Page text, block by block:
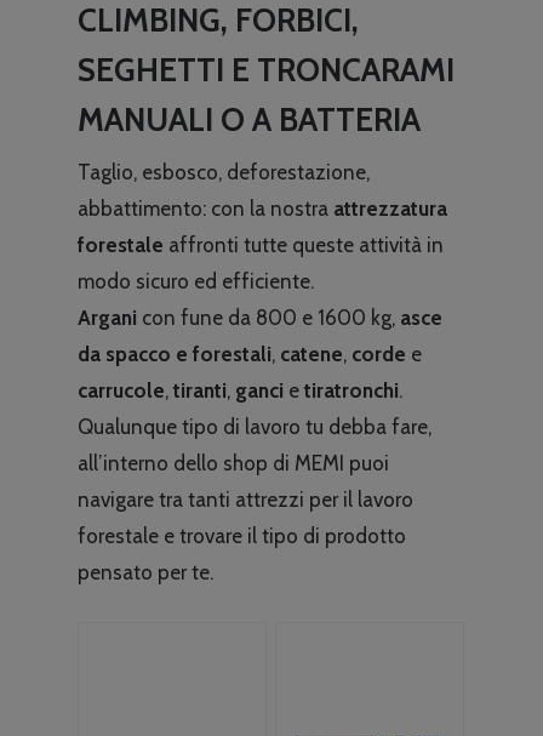
CLIMBING, FORBICI,
SEGHETTI E TRONCARAMI
MANUALI O A BATTERIA
Taglio, esbosco, deforestazione,
abbattimento: con la nostra attrezzatura
forestale affronti tutte queste attività in
modo sicuro ed efficiente.
Argani con fune da 800 e 1600 kg, asce
da spacco e forestali, catene, corde e
carrucole, tiranti, ganci e tiratronchi.
Qualunque tipo di lavoro tu debba fare,
all’interno dello shop di MEMI puoi
navigare tra tanti attrezzi per il lavoro
forestale e trovare il tipo di prodotto
pensato per te.